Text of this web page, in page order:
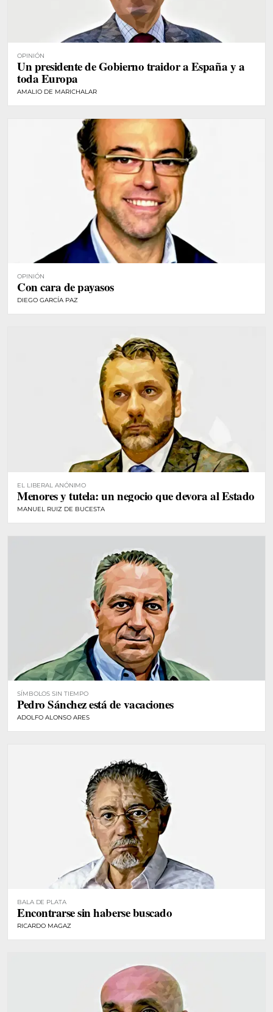
OPINIÓN
Un presidente de Gobierno traidor a España y a
toda Europa
AMALIO DE MARICHALAR
OPINIÓN
Con cara de payasos
DIEGO GARCÍA PAZ
EL LIBERAL ANÓNIMO
Menores y tutela: un negocio que devora al Estado
MANUEL RUIZ DE BUCESTA
SÍMBOLOS SIN TIEMPO
Pedro Sánchez está de vacaciones
ADOLFO ALONSO ARES
BALA DE PLATA
Encontrarse sin haberse buscado
RICARDO MAGAZ